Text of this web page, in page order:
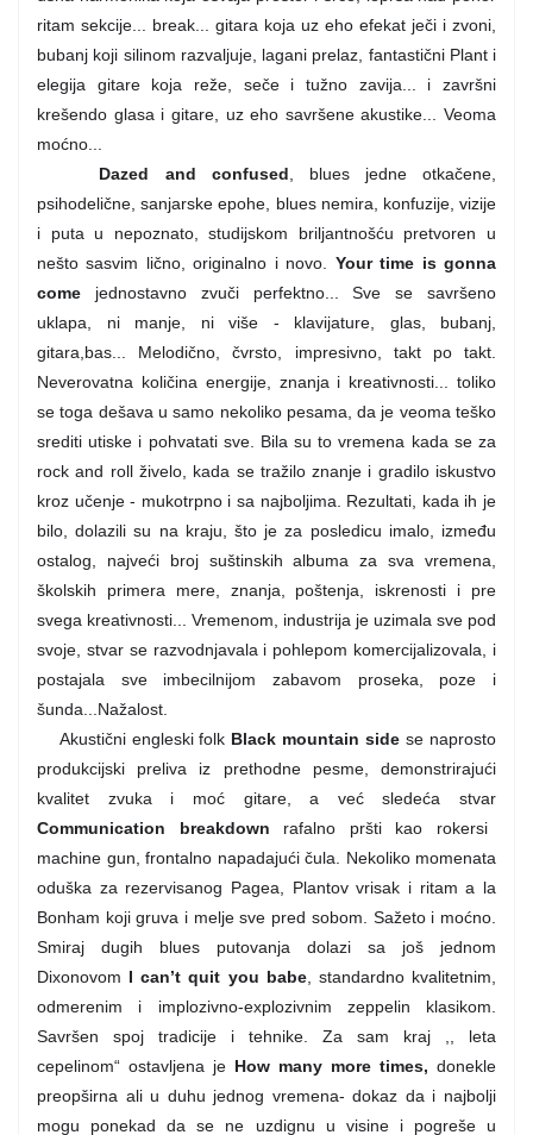
ritam sekcije... break... gitara koja uz eho efekat ječi i zvoni,
bubanj koji silinom razvaljuje, lagani prelaz, fantastični Plant i
elegija gitare koja reže, seče i tužno zavija... i završni
krešendo glasa i gitare, uz eho savršene akustike... Veoma
moćno...
Dazed and confused , blues jedne otkačene,
psihodelične, sanjarske epohe, blues nemira, konfuzije, vizije
i puta u nepoznato, studijskom briljantnošću pretvoren u
nešto sasvim lično, originalno i novo. Your time is gonna
come jednostavno zvuči perfektno... Sve se savršeno
uklapa, ni manje, ni više - klavijature, glas, bubanj,
gitara,bas... Melodično, čvrsto, impresivno, takt po takt.
Neverovatna količina energije, znanja i kreativnosti... toliko
se toga dešava u samo nekoliko pesama, da je veoma teško
srediti utiske i pohvatati sve. Bila su to vremena kada se za
rock and roll živelo, kada se tražilo znanje i gradilo iskustvo
kroz učenje - mukotrpno i sa najboljima. Rezultati, kada ih je
bilo, dolazili su na kraju, što je za posledicu imalo, između
ostalog, najveći broj suštinskih albuma za sva vremena,
školskih primera mere, znanja, poštenja, iskrenosti i pre
svega kreativnosti... Vremenom, industrija je uzimala sve pod
svoje, stvar se razvodnjavala i pohlepom komercijalizovala, i
postajala sve imbecilnijom zabavom proseka, poze i
šunda...Nažalost.
Akustični engleski folk Black mountain sidese naprosto
produkcijski preliva iz prethodne pesme, demonstrirajući
kvalitet zvuka i moć gitare, a već sledeća stvar
Communication breakdown rafalno pršti kao rokersi
machine gun, frontalno napadajući čula. Nekoliko momenata
oduška za rezervisanog Pagea, Plantov vrisak i ritam a la
Bonham koji gruva i melje sve pred sobom. Sažeto i moćno.
Smiraj dugih blues putovanja dolazi sa još jednom
Dixonovom I can’t quit you babe, standardno kvalitetnim,
odmerenim i implozivno-explozivnim zeppelin klasikom.
Savršen spoj tradicije i tehnike. Za sam kraj ,, leta
cepelinom“ ostavljena je How many more times, donekle
preopširna ali u duhu jednog vremena- dokaz da i najbolji
mogu ponekad da se ne uzdignu u visine i pogreše u